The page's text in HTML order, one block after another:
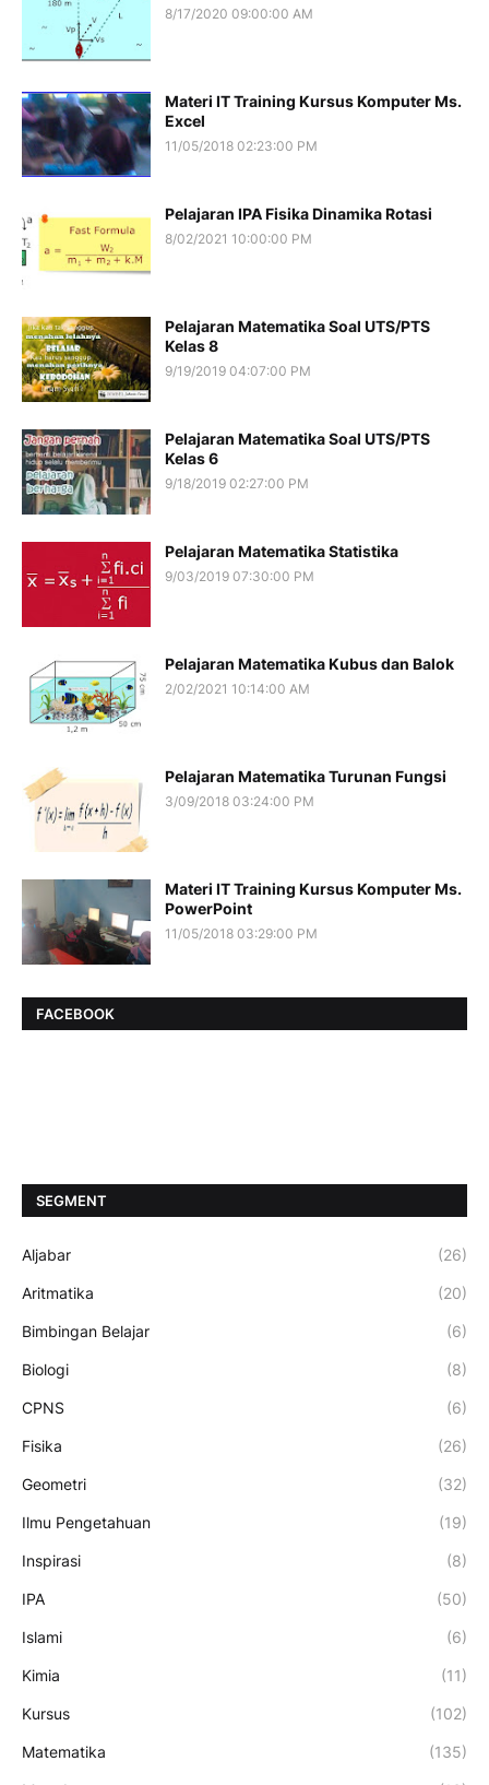
8/17/2020 09:00:00 AM
Materi IT Training Kursus Komputer Ms.
Excel
11/05/2018 02:23:00 PM
Pelajaran IPA Fisika Dinamika Rotasi
8/02/2021 10:00:00 PM
Pelajaran Matematika Soal UTS/PTS
Kelas 8
9/19/2019 04:07:00 PM
Pelajaran Matematika Soal UTS/PTS
Kelas 6
9/18/2019 02:27:00 PM
Pelajaran Matematika Statistika
9/03/2019 07:30:00 PM
Pelajaran Matematika Kubus dan Balok
2/02/2021 10:14:00 AM
Pelajaran Matematika Turunan Fungsi
3/09/2018 03:24:00 PM
Materi IT Training Kursus Komputer Ms.
PowerPoint
11/05/2018 03:29:00 PM
FACEBOOK
SEGMENT
Aljabar (26)
Aritmatika (20)
Bimbingan Belajar (6)
Biologi (8)
CPNS (6)
Fisika (26)
Geometri (32)
Ilmu Pengetahuan (19)
Inspirasi (8)
IPA (50)
Islami (6)
Kimia (11)
Kursus (102)
Matematika (135)